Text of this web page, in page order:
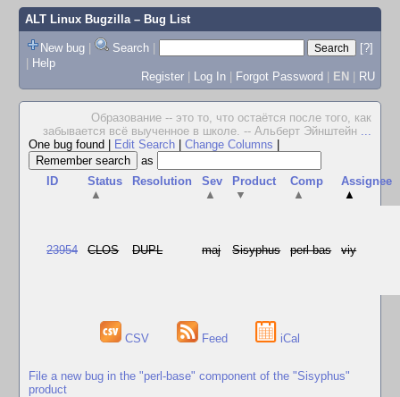
ALT Linux Bugzilla– Bug List
New bug | Search |
[?]
| Help
Register | Log In | Forgot Password | EN | RU
Образование -- это то, что остаётся после того, как
забывается всё выученное в школе. -- Альберт Эйнштейн ...
One bug found
Edit Search Change Columns
as
ID
Status
▲
Resolution
Sev
▲
Product
▼
Comp
▲
Assignee
▲
23954 CLOS DUPL maj Sisyphus perl-bas viy
CSV Feed iCal
File a new bug in the "perl-base" component of the "Sisyphus"
product